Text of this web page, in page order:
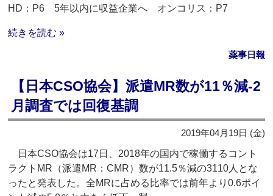
HD：P6 5年以内に収益企業へ オンコリス：P7
続きを読む »
薬事日報
【日本CSO協会】派遣MR数が11％減‐2
月調査では回復基調
2019年04月19日 (金)
日本CSO協会は17日、2018年の国内で稼働するコント
ラクトMR（派遣MR：CMR）数が11.5％減の3110人とな
ったと発表した。全MRに占める比率では前年より0.6ポイ